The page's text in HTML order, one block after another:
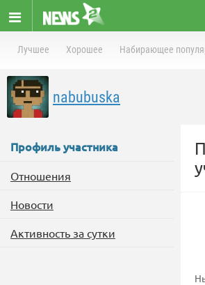
Лучшее Хорошее Набирающее
nabubuska
Профиль участника
Отношения
Новости
Активность за сутки